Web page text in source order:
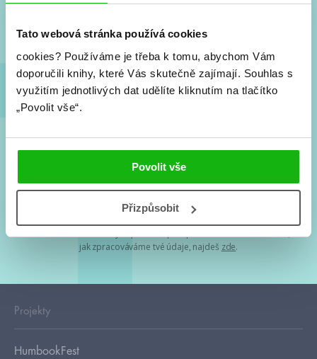
Tato webová stránka používá cookies
cookies? Používáme je třeba k tomu, abychom Vám
doporučili knihy, které Vás skutečně zajímají. Souhlas s
využitím jednotlivých dat udělíte kliknutím na tlačítko
„Povolit vše“.
Povolit vše
Přizpůsobit
a seriálové adaptace a další.
Souhlasím spodmínkami zpracování osobních údajů
Tvá e-mailová adresa je u nás v bezpečí. Přečti si
jak zpracováváme tvé údaje, najdeš zde.
Projekty
HumbookFest